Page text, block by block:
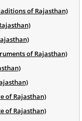
traditions of Rajasthan)
of Rajasthan)
of Rajasthan)
of Rajasthan)